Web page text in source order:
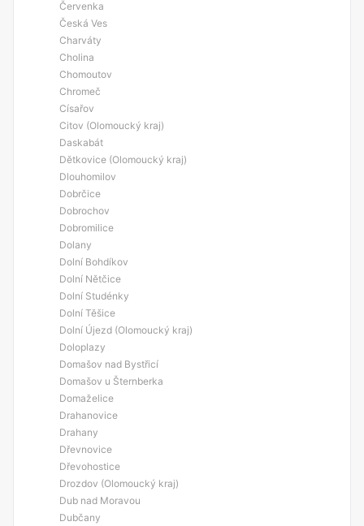
Červenka
Česká Ves
Charváty
Cholina
Chomoutov
Chromeč
Císařov
Citov (Olomoucký kraj)
Daskabát
Dětkovice (Olomoucký kraj)
Dlouhomilov
Dobrčice
Dobrochov
Dobromilice
Dolany
Dolní Bohdíkov
Dolní Nětčice
Dolní Studénky
Dolní Těšice
Dolní Újezd (Olomoucký kraj)
Doloplazy
Domašov nad Bystřicí
Domašov u Šternberka
Domaželice
Drahanovice
Drahany
Dřevnovice
Dřevohostice
Drozdov (Olomoucký kraj)
Dub nad Moravou
Dubčany